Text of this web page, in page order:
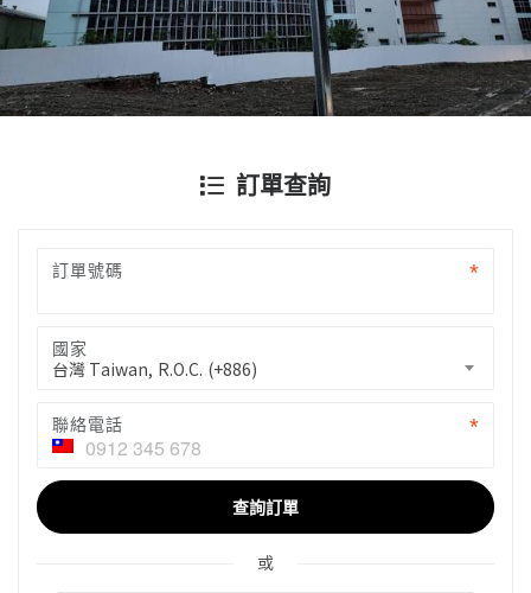
訂單查詢
訂單號碼
國家
台灣 Taiwan, R.O.C. (+886)
聯絡電話
查詢訂單
或